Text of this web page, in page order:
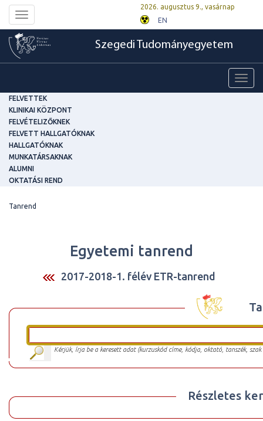
Toggle
navigation
2026. augusztus 9., vasárnap
EN
Szegedi Tudományegyetem
FELVETTEK
KLINIKAI KÖZPONT
FELVÉTELIZŐKNEK
FELVETT HALLGATÓKNAK
HALLGATÓKNAK
MUNKATÁRSAKNAK
ALUMNI
OKTATÁSI REND
Tanrend
Egyetemi tanrend
2017-2018-1. félév ETR-tanrend
Kérjük, írja be a keresett adat (kurzuskód címe, kódja, oktató, tanszék,
Részletes